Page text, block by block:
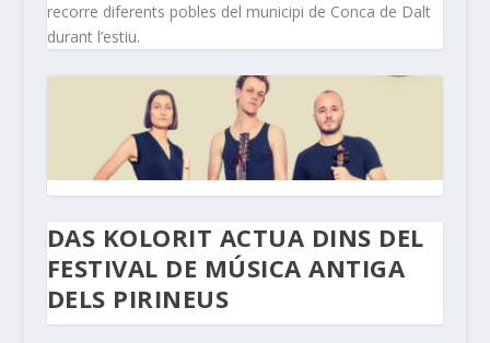
recorre diferents pobles del municipi de Conca de Dalt
durant l’estiu.
DAS KOLORIT ACTUA DINS DEL
FESTIVAL DE MÚSICA ANTIGA
DELS PIRINEUS